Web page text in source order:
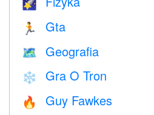
🌠
🏃 Gta
🗺 Geografia
❄️ Gra O Tron
🔥 Guy Fawkes